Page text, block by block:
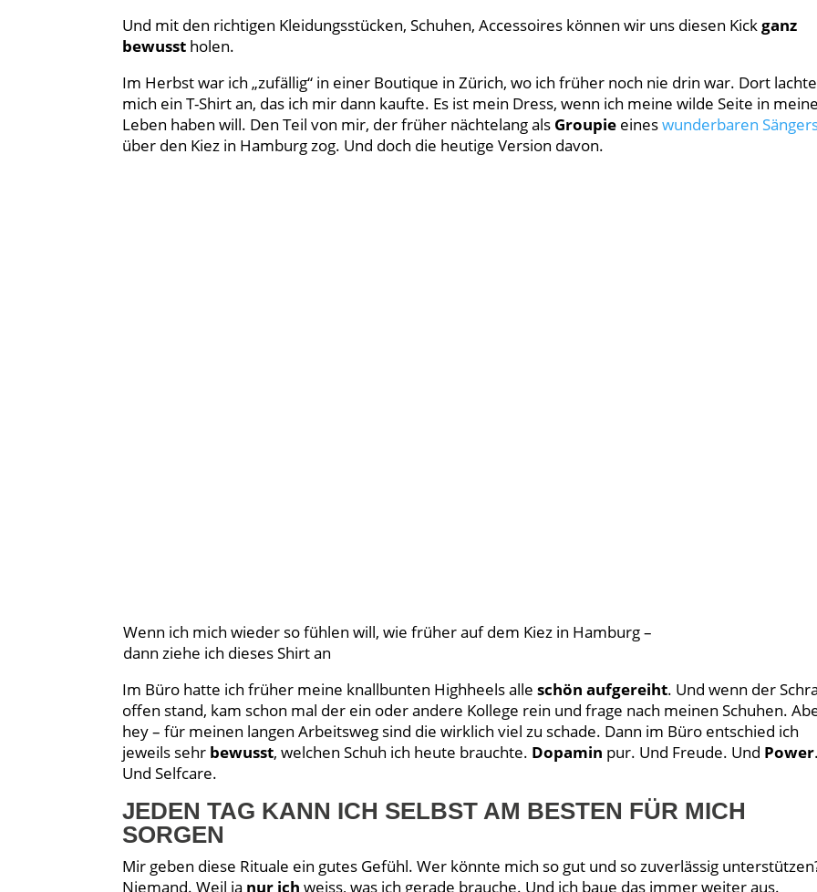
Und mit den richtigen Kleidungsstücken, Schuhen, Accessoires können wir uns diesen Kickganz
bewusst holen.
Im Herbst war ich „zufällig“ in einer Boutique in Zürich, wo ich früher noch nie drin war. Dort lachte
mich ein T-Shirt an, das ich mir dann kaufte. Es ist mein Dress, wenn ich meine wilde Seite in
Leben haben will. Den Teil von mir, der früher nächtelang als Groupie eineswunderbaren
über den Kiez in Hamburg zog. Und doch die heutige Version davon.
Wenn ich mich wieder so fühlen will, wie früher auf dem Kiez in Hamburg –
dann ziehe ich dieses Shirt an
Im Büro hatte ich früher meine knallbunten Highheels alleschön aufgereiht. Und wenn der
offen stand, kam schon mal der ein oder andere Kollege rein und frage nach meinen Schuhen.
hey – für meinen langen Arbeitsweg sind die wirklich viel zu schade. Dann im Büro entschied ich
jeweils sehr bewusst, welchen Schuh ich heute brauchte. Dopamin pur. Und Freude. Und Power.
Und Selfcare.
JEDEN TAG KANN ICH SELBST AM BESTEN FÜR MICH
SORGEN
Mir geben diese Rituale ein gutes Gefühl. Wer könnte mich so gut und so zuverlässig
Niemand. Weil ja nur ich weiss, was ich gerade brauche. Und ich baue das immer weiter aus.